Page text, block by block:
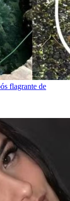
flagrante de